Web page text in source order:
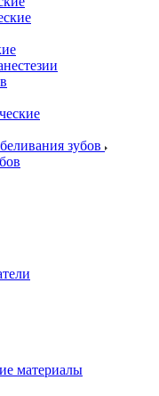
зубов
материалы